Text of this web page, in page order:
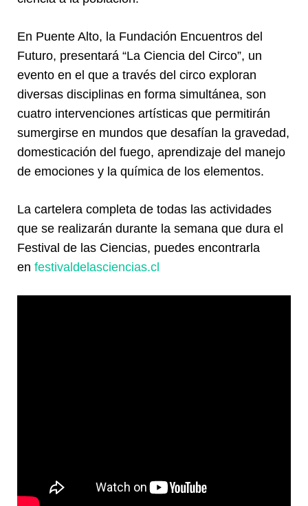
En Puente Alto, la Fundación Encuentros del
Futuro, presentará “La Ciencia del Circo”, un
evento en el que a través del circo exploran
diversas disciplinas en forma simultánea, son
cuatro intervenciones artísticas que permitirán
sumergirse en mundos que desafían la gravedad,
domesticación del fuego, aprendizaje del manejo
de emociones y la química de los elementos.
La cartelera completa de todas las actividades
que se realizarán durante la semana que dura el
Festival de las Ciencias, puedes encontrarla
en festivaldelasciencias.cl